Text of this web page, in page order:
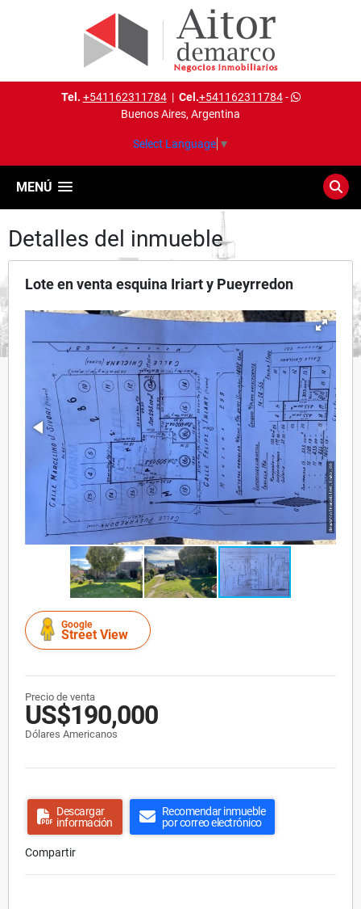
Tel. +541162311784| Cel.+541162311784-
Buenos Aires, Argentina
Select Language ▼
MENÚ
Detalles del inmueble
Lote en venta esquina Iriart y Pueyrredon
Google
Street View
Precio de venta
US$190,000
Dólares Americanos
Descargar
información
Recomendar inmueble
por correo electrónico
Compartir